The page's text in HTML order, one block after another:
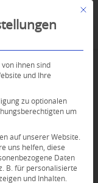
Mit
ihnen sind
und Ihre
zu optionalen
um
auf unserer Website.
uns helfen, diese
Daten
B. für personalisierte
und Inhalten.